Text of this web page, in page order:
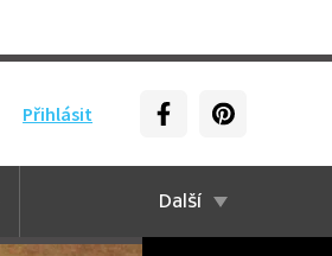
Přihlásit
Další